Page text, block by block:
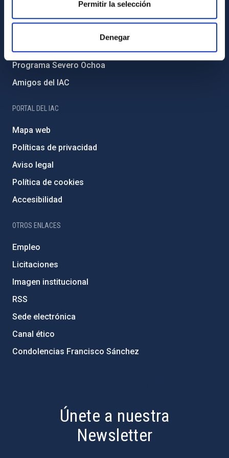
Permitir la selección
Denegar
Programa Severo Ochoa
Amigos del IAC
PORTAL DEL IAC
Mapa web
Políticas de privacidad
Aviso legal
Política de cookies
Accesibilidad
OTROS ENLACES
Empleo
Licitaciones
Imagen institucional
RSS
Sede electrónica
Canal ético
Condolencias Francisco Sánchez
Únete a nuestra
Newsletter